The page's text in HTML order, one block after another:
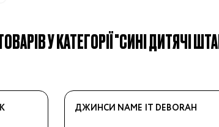
У КАТЕГОРІЇ "СИНІ ДИТЯЧІ
ДЖИНСИ NAME IT DEBORAH